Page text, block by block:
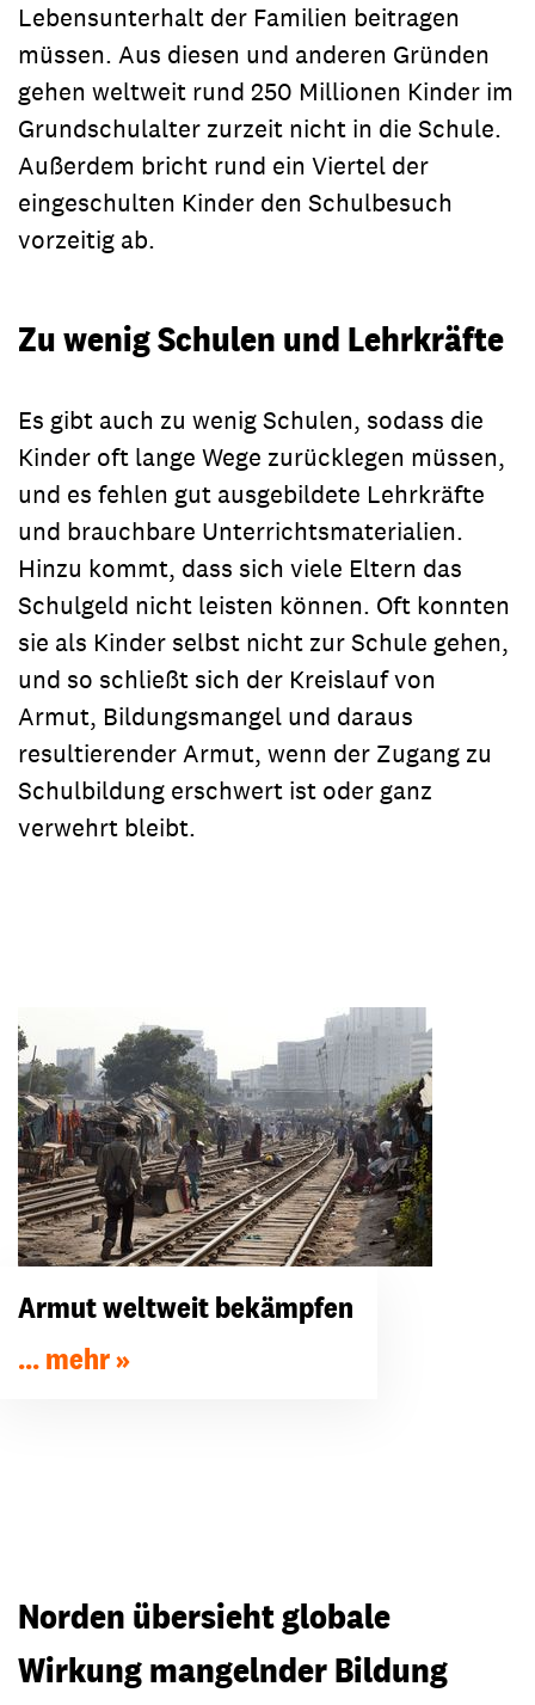
Lebensunterhalt der Familien beitragen
müssen. Aus diesen und anderen Gründen
gehen weltweit rund 250 Millionen Kinder im
Grundschulalter zurzeit nicht in die Schule.
Außerdem bricht rund ein Viertel der
eingeschulten Kinder den Schulbesuch
vorzeitig ab.
Zu wenig Schulen und Lehrkräfte
Es gibt auch zu wenig Schulen, sodass die
Kinder oft lange Wege zurücklegen müssen,
und es fehlen gut ausgebildete Lehrkräfte
und brauchbare Unterrichtsmaterialien.
Hinzu kommt, dass sich viele Eltern das
Schulgeld nicht leisten können. Oft konnten
sie als Kinder selbst nicht zur Schule gehen,
und so schließt sich der Kreislauf von
Armut, Bildungsmangel und daraus
resultierender Armut, wenn der Zugang zu
Schulbildung erschwert ist oder ganz
verwehrt bleibt.
Armut weltweit bekämpfen
... mehr
Norden übersieht globale
Wirkung mangelnder Bildung